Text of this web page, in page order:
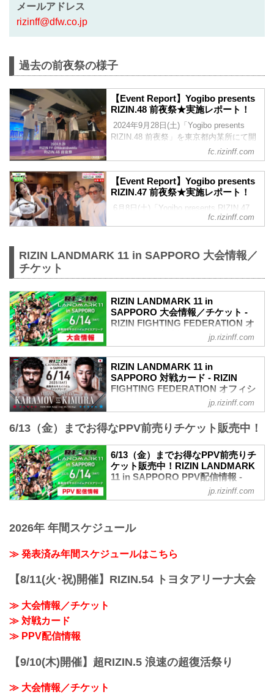
メールアドレス
rizinff@dfw.co.jp
過去の前夜祭の様子
【Event Report】Yogibo presents
RIZIN.48 前夜祭★実施レポート！
2024年9月28日(土)「Yogibo presents
RIZIN.48 前夜祭」を東京都内某所にて開
催しました。当日の様子を、レポートに
してお届けいたします。※今回動画の更
新はございません。 ▽Yogibo presents
RIZIN.48 前夜祭の概要はこちら▽
2024/9/4 公開 9/28(土)開催『Yogibo
prezents RIZIN.48 前夜祭』ファンクラブ
参加者大募集！【FC特別価格】 ▼ダブル
fc.rizinff.com
【Event Report】Yogibo presents
RIZIN.47 前夜祭★実施レポート！
6月8日(土)「Yogibo presents RIZIN.47
前夜祭」を東京都内某所にて開催しまし
き、RIZINガールが前夜祭に密着した「会
ださい⭐ ▽RIZIN.47前夜祭の概要はこち
ら▽ 2024/5/15 公開 6/8(土)開催
『Yogibo prezents RIZIN.47 前夜祭』フ
ァンクラブ参加者大募集！【FC特別価
格】 ▼注目カード満載の試合前のお祭
fc.rizinff.com
RIZIN LANDMARK 11 in SAPPORO 大会情報／
チケット
RIZIN LANDMARK 11 in
SAPPORO 大会情報／チケット -
RIZIN FIGHTING FEDERATION オ
- YouTube
youtu.be
RIZIN LANDMARK 11 in SAPPORO 大会
2025年6月14日（土）12:00開場 / 14:00開
始
※オープニングファイトは12:30開始予定
終了予定時間
19:00〜20:00頃
※試合内容、イベント進行によって終了
予定時間が前後することがありますので
ご了承ください。
真駒内セキスイハイムアイスアリーナ
約25分
「上町1丁目」バス停留所 徒歩約5分
jp.rizinff.com
RIZIN LANDMARK 11 in
SAPPORO 対戦カード - RIZIN
FIGHTING FEDERATION オフィシ
RIZIN MMAルール：5分3R（66.0kg）
堀江圭功 vs. 西川大和
RIZIN MMAルール：5分3R（71.0kg）
堀江圭功 vs. 西川大和
ビクター・コレスニック vs. SASUKE
RIZIN MMAルール：5分 3R（66.0kg）
ンス・アウンアラー
jp.rizinff.com
6/13（金）までお得なPPV前売りチケット販売中！
6/13（金）までお得なPPV前売りチ
ケット販売中！RIZIN LANDMARK
11 in SAPPORO PPV配信情報 -
RIZIN FIGHTING FEDERATION オ
フィシャルサイト
PPV配信チケットが、5月26日（月）12
NEXT、RIZIN LIVEにて販売がスタート
するぞ！
お得なPPV前売りチケットは、大会前日
の6月13日（金）23:59まで販売！
PPV販売スケジ...
jp.rizinff.com
2026年 年間スケジュール
≫ 発表済み年間スケジュールはこちら
【8/11(火･祝)開催】RIZIN.54 トヨタアリーナ大会
≫ 大会情報／チケット
≫ 対戦カード
≫ PPV配信情報
【9/10(木)開催】超RIZIN.5 浪速の超復活祭り
≫ 大会情報／チケット